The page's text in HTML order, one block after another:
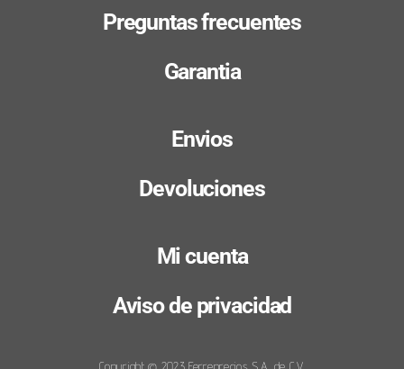
Preguntas frecuentes
Garantia
Envios
Devoluciones
Mi cuenta
Aviso de privacidad
Copyright © 2023 Ferreprecios S.A. de C.V.